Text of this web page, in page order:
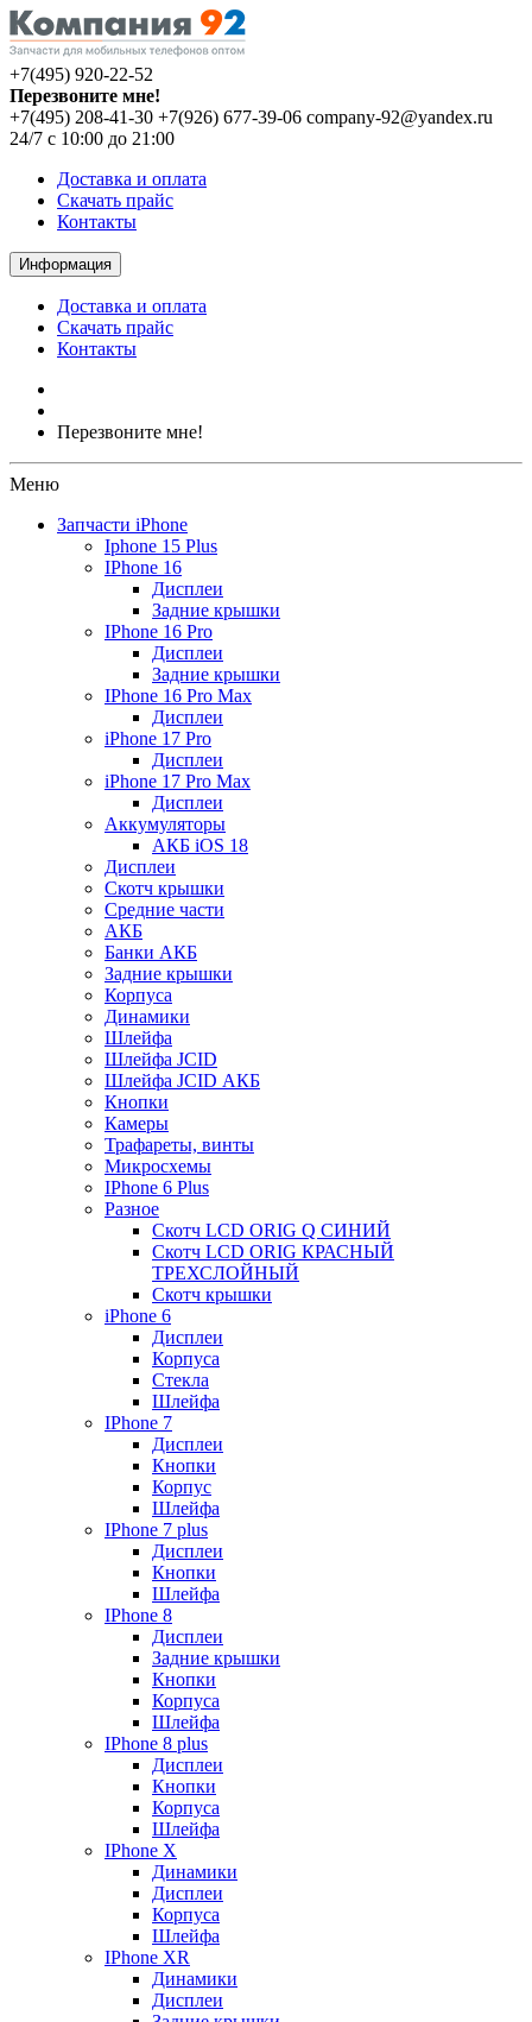
+7(495) 920-22-52
Перезвоните мне!
+7(495) 208-41-30 +7(926) 677-39-06 company-92@yandex.ru
24/7 с 10:00 до 21:00
Доставка и оплата
Скачать прайс
Контакты
Информация
Доставка и оплата
Скачать прайс
Контакты
Перезвоните мне!
Меню
Запчасти iPhone
Iphone 15 Plus
IPhone 16
Дисплеи
Задние крышки
IPhone 16 Pro
Дисплеи
Задние крышки
IPhone 16 Pro Max
Дисплеи
iPhone 17 Pro
Дисплеи
iPhone 17 Pro Max
Дисплеи
Аккумуляторы
АКБ iOS 18
Дисплеи
Скотч крышки
Средние части
АКБ
Банки АКБ
Задние крышки
Корпуса
Динамики
Шлейфа
Шлейфа JCID
Шлейфа JCID АКБ
Кнопки
Камеры
Трафареты, винты
Микросхемы
IPhone 6 Plus
Разное
Скотч LCD ORIG Q СИНИЙ
Скотч LCD ORIG КРАСНЫЙ
ТРЕХСЛОЙНЫЙ
Скотч крышки
iPhone 6
Дисплеи
Корпуса
Стекла
Шлейфа
IPhone 7
Дисплеи
Кнопки
Корпус
Шлейфа
IPhone 7 plus
Дисплеи
Кнопки
Шлейфа
IPhone 8
Дисплеи
Задние крышки
Кнопки
Корпуса
Шлейфа
IPhone 8 plus
Дисплеи
Кнопки
Корпуса
Шлейфа
IPhone X
Динамики
Дисплеи
Корпуса
Шлейфа
IPhone XR
Динамики
Дисплеи